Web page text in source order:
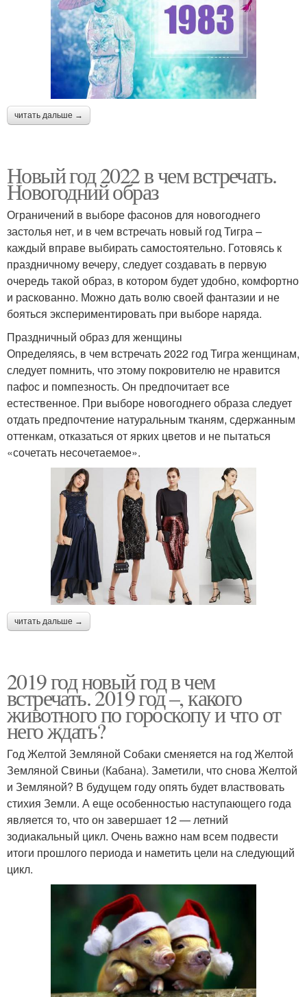
читать дальше →
Новый год 2022 в чем встречать.
Новогодний образ
Ограничений в выборе фасонов для новогоднего
застолья нет, и в чем встречать новый год Тигра –
каждый вправе выбирать самостоятельно. Готовясь к
праздничному вечеру, следует создавать в первую
очередь такой образ, в котором будет удобно, комфортно
и раскованно. Можно дать волю своей фантазии и не
бояться экспериментировать при выборе наряда.
Праздничный образ для женщины
Определяясь, в чем встречать 2022 год Тигра женщинам,
следует помнить, что этому покровителю не нравится
пафос и помпезность. Он предпочитает все
естественное. При выборе новогоднего образа следует
отдать предпочтение натуральным тканям, сдержанным
оттенкам, отказаться от ярких цветов и не пытаться
«сочетать несочетаемое».
читать дальше →
2019 год новый год в чем
встречать. 2019 год –, какого
животного по гороскопу и что от
него ждать?
Год Желтой Земляной Собаки сменяется на год Желтой
Земляной Свиньи (Кабана). Заметили, что снова Желтой
и Земляной? В будущем году опять будет властвовать
стихия Земли. А еще особенностью наступающего года
является то, что он завершает 12 — летний
зодиакальный цикл. Очень важно нам всем подвести
итоги прошлого периода и наметить цели на следующий
цикл.